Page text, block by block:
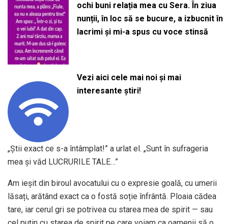
ochi buni relația mea cu Sera. În ziua
nunții, în loc să se bucure, a izbucnit în
lacrimi și mi-a spus cu voce stinsă
Vezi aici cele mai noi și mai
interesante știri!
„Știi exact ce s-a întâmplat!” a urlat el. „Sunt în sufrageria
mea și văd LUCRURILE TALE…”
Am ieșit din biroul avocatului cu o expresie goală, cu umerii
lăsați, arătând exact ca o fostă soție înfrântă. Ploaia cădea
tare, iar cerul gri se potrivea cu starea mea de spirit — sau